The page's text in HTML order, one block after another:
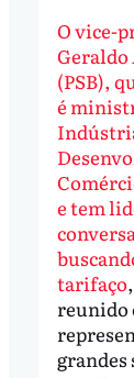
O vice-
(PSB),
é
e tem
tarifaço
reunido
grandes